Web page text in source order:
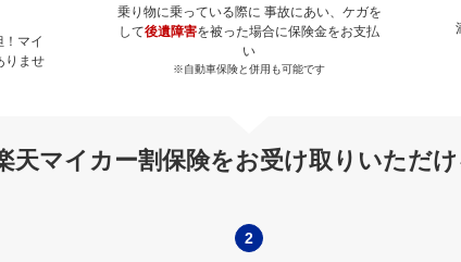
マイ
りませ
乗り物に乗っている際に 事故にあい、ケガを
して後遺障害を被った場合に保険金をお支払
い
※自動車保険と併用も可能です
天マイカー割保険をお受け取りいただ
2